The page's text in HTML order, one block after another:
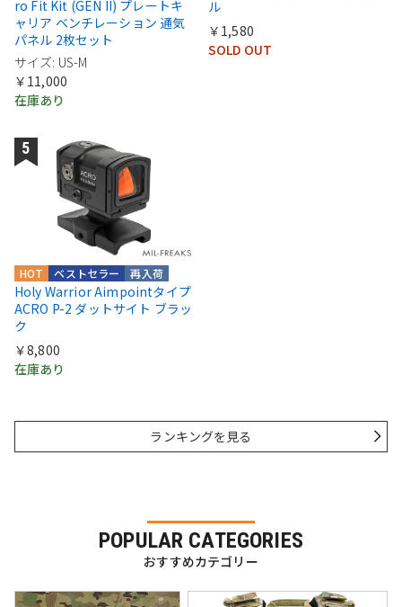
ro Fit Kit (GEN II) プレートキ
ャリア ベンチレーション 通気
パネル 2枚セット
サイズ: US-M
￥11,000
在庫あり
ル
￥1,580
SOLD OUT
再入荷
ベストセラー
HOT
Holy Warrior Aimpointタイプ
ACRO P-2 ダットサイト ブラッ
ク
￥8,800
在庫あり
ランキングを見る
POPULAR CATEGORIES
おすすめカテゴリー